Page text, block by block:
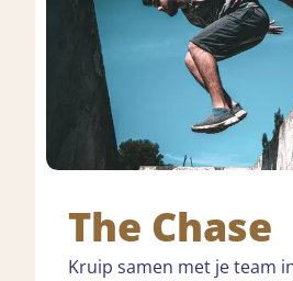
The Chase
Kruip samen met je team